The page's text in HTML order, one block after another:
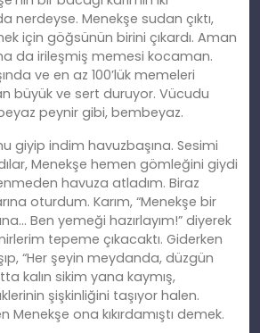
nerdeyse. Menekşe sudan çıktı,
için göğsünün birini çıkardı. Aman
da irileşmiş memesi kocaman.
ve en az 100’lük memeleri
büyük ve sert duruyor. Vücudu
peynir gibi, bembeyaz.
giyip indim havuzbaşına. Sesimi
Menekşe hemen gömleğini giydi
havuza atladım. Biraz
oturdum. Karım, “Menekşe bir
Ben yemeği hazırlayım!” diyerek
tepeme çıkacaktı. Giderken
“Her şeyin meydanda, düzgün
kalın sikim yana kaymış,
şişkinliğini taşıyor halen.
Menekşe ona kıkırdamıştı demek.